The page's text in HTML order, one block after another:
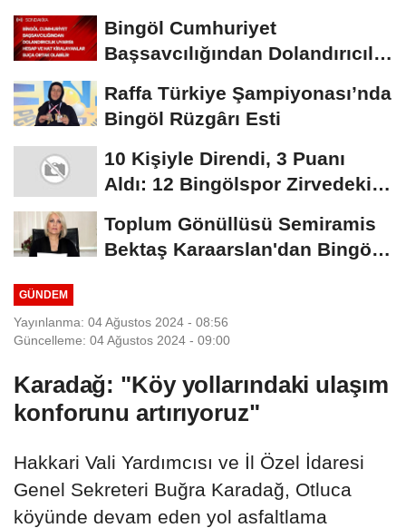
Bingöl Cumhuriyet
Başsavcılığından Dolandırıcılık
Raffa Türkiye Şampiyonası’nda
Bingöl Rüzgârı Esti
10 Kişiyle Direndi, 3 Puanı
Aldı: 12 Bingölspor Zirvedeki
Toplum Gönüllüsü Semiramis
Bektaş Karaarslan'dan Bingöl
GÜNDEM
Yayınlanma: 04 Ağustos 2024 - 08:56
Güncelleme: 04 Ağustos 2024 - 09:00
Karadağ: "Köy yollarındaki ulaşım
konforunu artırıyoruz"
Hakkari Vali Yardımcısı ve İl Özel İdaresi
Genel Sekreteri Buğra Karadağ, Otluca
köyünde devam eden yol asfaltlama